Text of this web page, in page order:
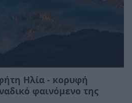
Ηλία - κορυφή
φαινόμενο της